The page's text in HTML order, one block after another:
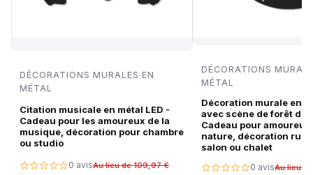
DÉCORATIONS MURALES EN
MÉTAL
Citation musicale en métal LED -
Cadeau pour les amoureux de la
musique, décoration pour chambre
ou studio
0 avisAu lieu de 109,97 €
DÉCORATIONS
MÉTAL
Décoration murale en
avec scène de forêt de
Cadeau pour amoureux
nature, décoration
salon ou chalet
0 avisAu lieu